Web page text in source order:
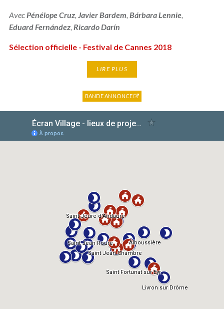
AvecPénélope Cruz, Javier Bardem, Bárbara Lennie,
Eduard Fernández, Ricardo Darín
Sélection officielle - Festival de Cannes 2018
LIRE PLUS
BANDE ANNONCE